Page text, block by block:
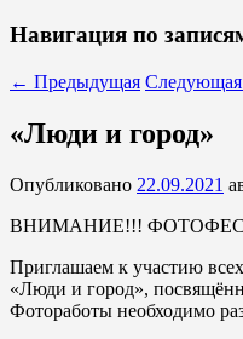
Навигация по
← Предыдущая Следующая
«Люди и город»
Опубликовано 22.09.2021
ВНИМАНИЕ!!!
Приглашаем к участию
«Люди и город»,
Фотоработы необходимо